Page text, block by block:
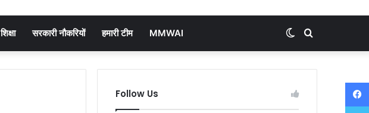
शिक्षा सरकारी नौकरियों हमारी टीम MMWAI
for
Switch
skin
Follow Us